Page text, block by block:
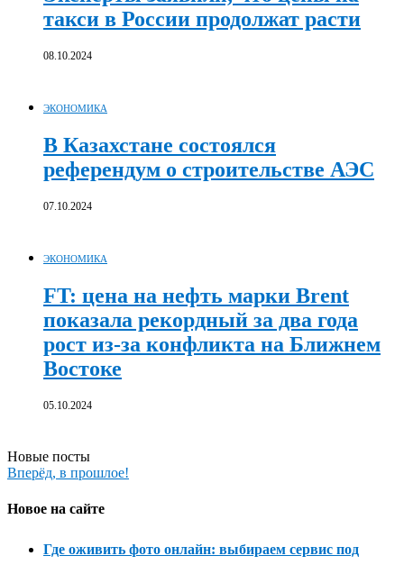
такси в России продолжат расти
08.10.2024
ЭКОНОМИКА
В Казахстане состоялся
референдум о строительстве АЭС
07.10.2024
ЭКОНОМИКА
FT: цена на нефть марки Brent
показала рекордный за два года
рост из-за конфликта на Ближнем
Востоке
05.10.2024
Новые посты
Вперёд, в прошлое!
Новое на сайте
Где оживить фото онлайн: выбираем сервис под